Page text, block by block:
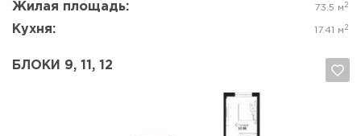
Жилая площадь: 73.5 м 2
Кухня: 17.41 м 2
БЛОКИ 9, 11, 12